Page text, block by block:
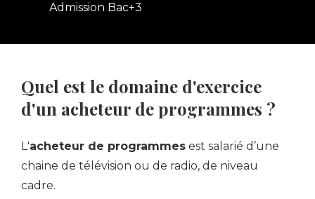
Admission Bac+3
Quel est le domaine d'exercice
d'un acheteur de programmes ?
L'acheteur de programmes est salarié d’une
chaine de télévision ou de radio, de niveau
cadre.